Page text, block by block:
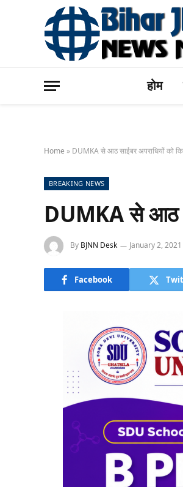
होम
Home » DUMKA से आठ साईबर अपराधियों को
BREAKING NEWS
DUMKA से आठ
By BJNN Desk January 2, 2021
Facebook